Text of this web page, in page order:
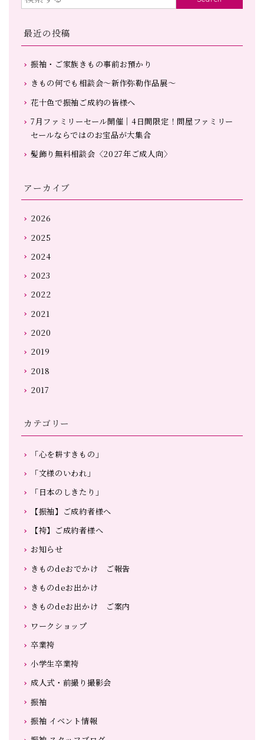
最近の投稿
振袖・ご家族きもの事前お預かり
きもの何でも相談会～新作弥勒作品展～
花十色で振袖ご成約の皆様へ
7月ファミリーセール開催｜4日間限定！問屋ファミリー
セールならではのお宝品が大集合
髪飾り無料相談会〈2027年ご成人向〉
アーカイブ
2026
2025
2024
2023
2022
2021
2020
2019
2018
2017
カテゴリー
「心を耕すきもの」
「文様のいわれ」
「日本のしきたり」
【振袖】ご成約者様へ
【袴】ご成約者様へ
お知らせ
きものdeおでかけ ご報告
きものdeお出かけ
きものdeお出かけ ご案内
ワークショップ
卒業袴
小学生卒業袴
成人式・前撮り撮影会
振袖
振袖 イベント情報